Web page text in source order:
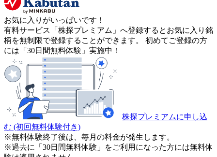
お気に入りがいっぱいです！
有料サービス「株探プレミアム」へ登録するとお気に入り銘
柄を無制限で登録することができます。 初めてご登録の方
には「30日間無料体験」実施中！
株探プレミアムに申し込
む (初回無料体験付き)
※無料体験終了後は、毎月の料金が発生します。
※過去に「30日間無料体験」をご利用になった方には無料体